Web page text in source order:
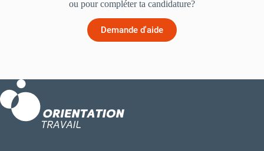
ou pour compléter ta candidature?
Demande d'aide